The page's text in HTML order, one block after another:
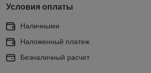
Условия оплаты
Наличными
Наложенный платеж
Безналичный расчет